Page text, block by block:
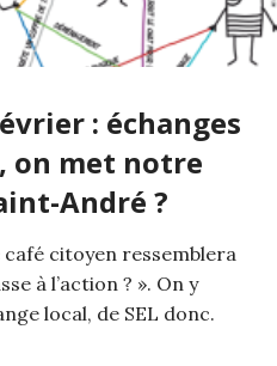
: échanges
on met notre
André ?
citoyen ressemblera
à l’action ? ». On y
local, de SEL donc.